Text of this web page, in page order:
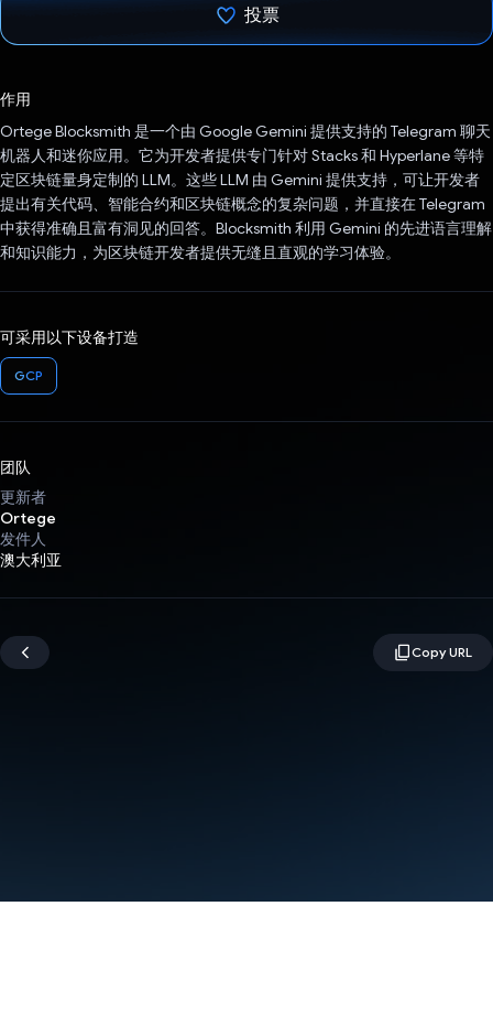
投票
作用
Ortege Blocksmith 是一个由 Google Gemini 提供支持的 Telegram 聊天
机器人和迷你应用。它为开发者提供专门针对 Stacks 和 Hyperlane 等特
定区块链量身定制的 LLM。这些 LLM 由 Gemini 提供支持，可让开发者
提出有关代码、智能合约和区块链概念的复杂问题，并直接在 Telegram
中获得准确且富有洞见的回答。Blocksmith 利用 Gemini 的先进语言理解
和知识能力，为区块链开发者提供无缝且直观的学习体验。
可采用以下设备打造
GCP
团队
更新者
Ortege
发件人
澳大利亚